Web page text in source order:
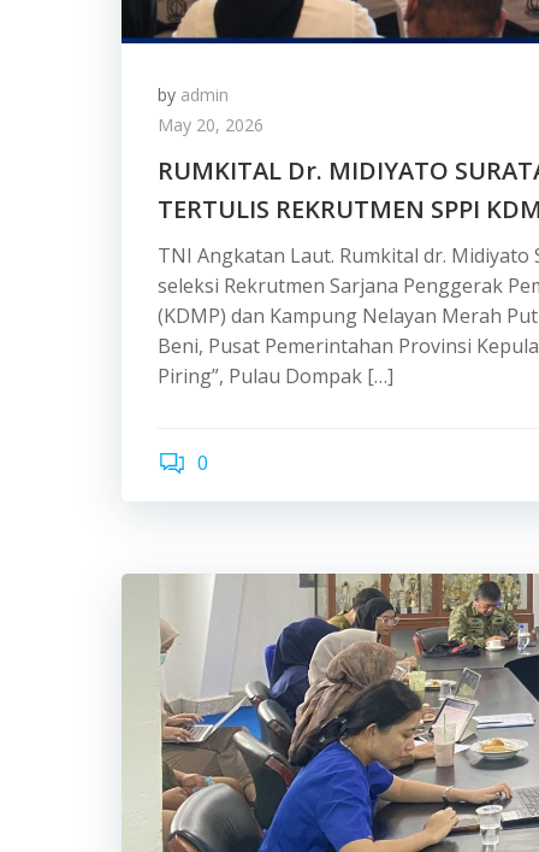
by admin
May 20, 2026
RUMKITAL Dr. MIDIYATO
TERTULIS REKRUTMEN SPPI
TNI Angkatan Laut. Rumkital dr.
seleksi Rekrutmen Sarjana Penggerak
(KDMP) dan Kampung Nelayan Merah
Beni, Pusat Pemerintahan Provinsi
Piring”, Pulau Dompak […]
0